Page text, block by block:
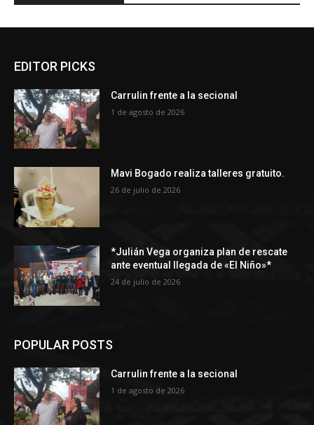
EDITOR PICKS
Carrulin frente a la secional
1 de agosto de 2026
Mavi Bogado realiza talleres gratuito.
26 de julio de 2026
*Julián Vega organiza plan de rescate
ante eventual llegada de «El Niño»*
24 de julio de 2026
POPULAR POSTS
Carrulin frente a la secional
1 de agosto de 2026